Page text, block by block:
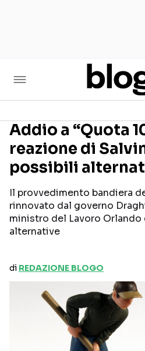
Seguici
Addio a “Quota
reazione di
possibili
Il provvedimento bandiera
rinnovato dal governo
ministro del Lavoro
alternative
di REDAZIONE BLOGO